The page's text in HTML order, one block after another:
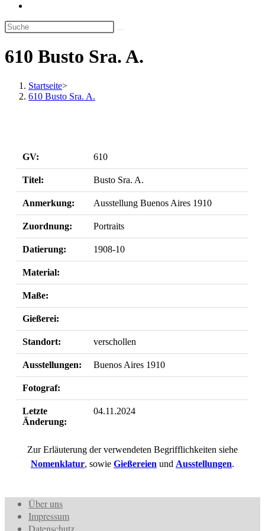
umschalten
610 Busto Sra. A.
Startseite>
610 Busto Sra. A.
GV: 610
Titel: Busto Sra. A.
Anmerkung: Ausstellung Buenos Aires 1910
Zuordnung: Portraits
Datierung: 1908-10
Material:
Maße:
Gießerei:
Standort: verschollen
Ausstellungen: Buenos Aires 1910
Fotograf:
Letzte
Änderung:
04.11.2024
Zur Erläuterung der verwendeten Begrifflichkeiten siehe
Nomenklatur, sowie Gießereien und Ausstellungen.
Über uns
Impressum
Datenschutz